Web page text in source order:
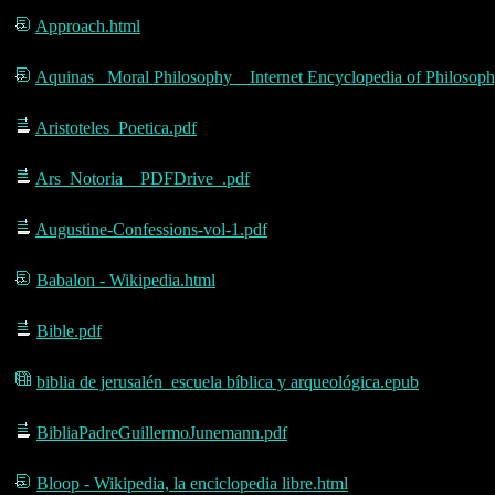
Approach.html
Aquinas_ Moral Philosophy _ Internet Encyclopedia of
Aristoteles_Poetica.pdf
Ars_Notoria__PDFDrive_.pdf
Augustine-Confessions-vol-1.pdf
Babalon - Wikipedia.html
Bible.pdf
biblia de jerusalén_escuela bíblica y arqueológica.epub
BibliaPadreGuillermoJunemann.pdf
Bloop - Wikipedia, la enciclopedia libre.html